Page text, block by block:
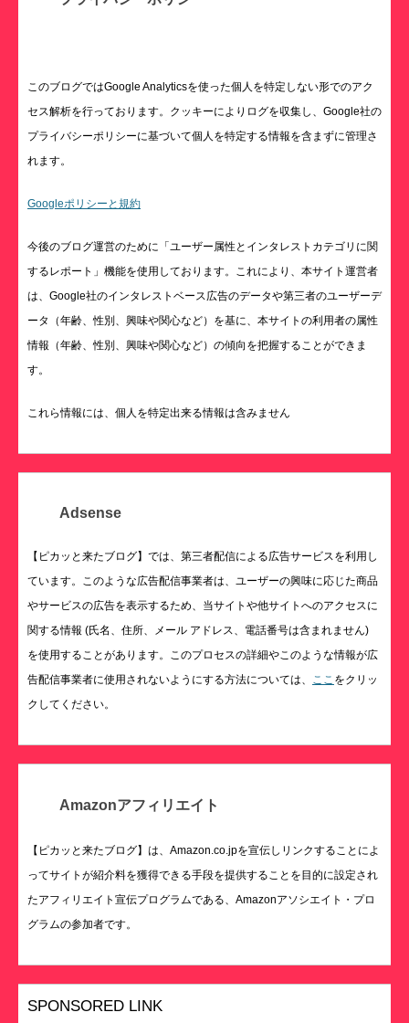
このブログではGoogle Analyticsを使った個人を特定しない形でのアク
セス解析を行っております。クッキーによりログを収集し、Google社の
プライバシーポリシーに基づいて個人を特定する情報を含まずに管理さ
れます。
Googleポリシーと規約
今後のブログ運営のために「ユーザー属性とインタレストカテゴリに関
するレポート」機能を使用しております。これにより、本サイト運営者
は、Google社のインタレストベース広告のデータや第三者のユーザーデ
ータ（年齢、性別、興味や関心など）を基に、本サイトの利用者の属性
情報（年齢、性別、興味や関心など）の傾向を把握することができま
す。
これら情報には、個人を特定出来る情報は含みません
Adsense
【ピカッと来たブログ】では、第三者配信による広告サービスを利用し
ています。このような広告配信事業者は、ユーザーの興味に応じた商品
やサービスの広告を表示するため、当サイトや他サイトへのアクセスに
関する情報 (氏名、住所、メール アドレス、電話番号は含まれません)
を使用することがあります。このプロセスの詳細やこのような情報が広
告配信事業者に使用されないようにする方法については、 ここ をクリッ
クしてください。
Amazonアフィリエイト
【ピカッと来たブログ】は、Amazon.co.jpを宣伝しリンクすることによ
ってサイトが紹介料を獲得できる手段を提供することを目的に設定され
たアフィリエイト宣伝プログラムである、Amazonアソシエイト・プロ
グラムの参加者です。
SPONSORED LINK